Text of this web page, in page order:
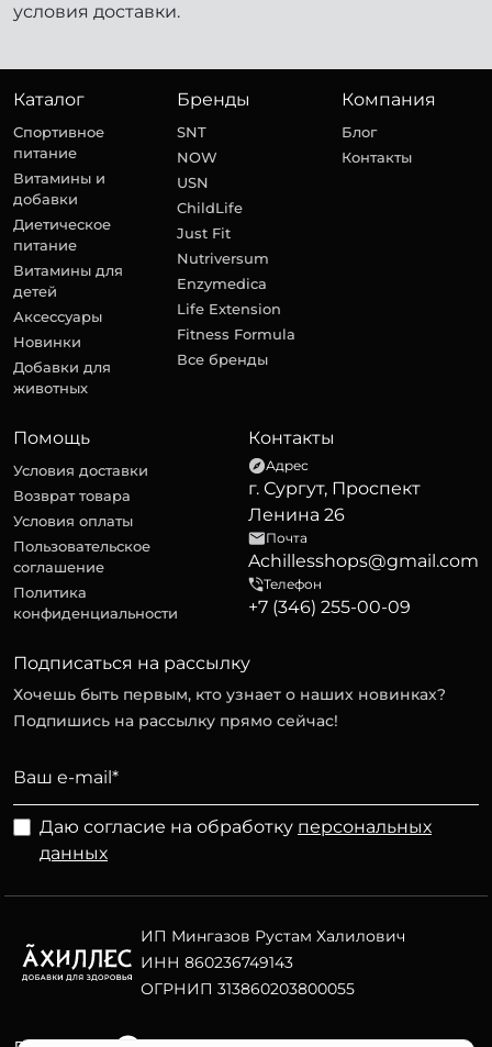
условия доставки.
Каталог
Спортивное
питание
Витамины и
добавки
Диетическое
питание
Витамины для
детей
Аксессуары
Новинки
Добавки для
животных
Бренды
SNT
NOW
USN
ChildLife
Just Fit
Nutriversum
Enzymedica
Life Extension
Fitness Formula
Все бренды
Компания
Блог
Контакты
Помощь
Условия доставки
Возврат товара
Условия оплаты
Пользовательское
соглашение
Политика
конфиденциальности
Контакты
Адрес
г. Сургут, Проспект
Ленина 26
Почта
Achillesshops@gmail.com
Телефон
+7 (346) 255-00-09
Подписаться на рассылку
Хочешь быть первым, кто узнает о наших новинках?
Подпишись на рассылку прямо сейчас!
Даю согласие на обработку персональных
данных
ИП Мингазов Рустам Халилович
ИНН 860236749143
ОГРНИП 313860203800055